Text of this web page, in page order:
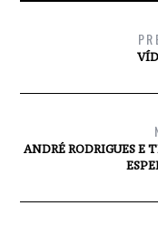
ANDRÉ RODRIGUES E